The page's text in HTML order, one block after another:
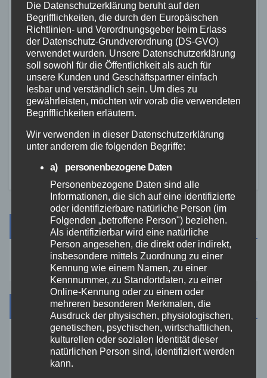
7. AUG. 2026
FEUERWEHR NEUWIED POLIZEI
Waldbrand bei Leutesdorf
schnell gelöscht – Feuerwehr
warnt vor erhöhter Brandgefahr
7. AUG. 2026
Kategorien
Aktuelles
Die Datenschutzerklärung beruht auf den
Begrifflichkeiten, die durch den Europäischen
Richtlinien- und Verordnungsgeber beim Erlass
der Datenschutz-Grundverordnung (DS-GVO)
verwendet wurden. Unsere Datenschutzerklärung
soll sowohl für die Öffentlichkeit als auch für
unsere Kunden und Geschäftspartner einfach
lesbar und verständlich sein. Um dies zu
gewährleisten, möchten wir vorab die verwendeten
Begrifflichkeiten erläutern.
Wir verwenden in dieser Datenschutzerklärung
unter anderem die folgenden Begriffe:
a) personenbezogene Daten
Personenbezogene Daten sind alle
Informationen, die sich auf eine identifizierte
oder identifizierbare natürliche Person (im
Folgenden „betroffene Person") beziehen.
Als identifizierbar wird eine natürliche
Person angesehen, die direkt oder indirekt,
insbesondere mittels Zuordnung zu einer
Kennung wie einem Namen, zu einer
Kennnummer, zu Standortdaten, zu einer
Online-Kennung oder zu einem oder
mehreren besonderen Merkmalen, die
Ausdruck der physischen, physiologischen,
genetischen, psychischen, wirtschaftlichen,
kulturellen oder sozialen Identität dieser
natürlichen Person sind, identifiziert werden
kann.